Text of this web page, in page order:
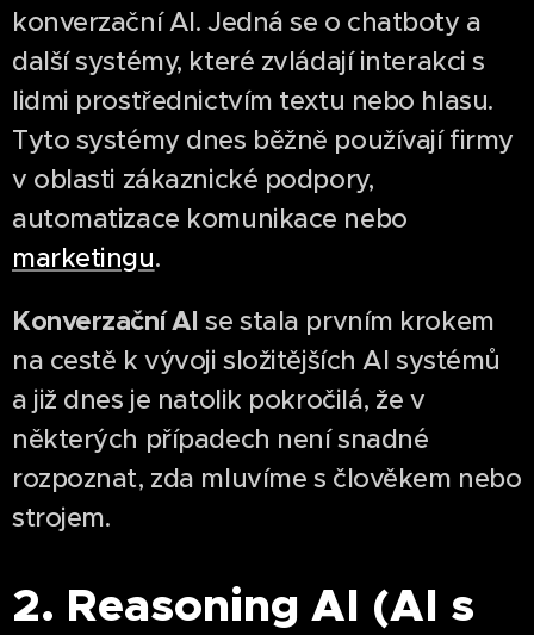
konverzační AI. Jedná se o chatboty a
další systémy, které zvládají interakci s
lidmi prostřednictvím textu nebo hlasu.
Tyto systémy dnes běžně používají firmy
v oblasti zákaznické podpory,
automatizace komunikace nebo
marketingu.
Konverzační AI se stala prvním krokem
na cestě k vývoji složitějších AI systémů
a již dnes je natolik pokročilá, že v
některých případech není snadné
rozpoznat, zda mluvíme s člověkem nebo
strojem.
2. Reasoning AI (AI s